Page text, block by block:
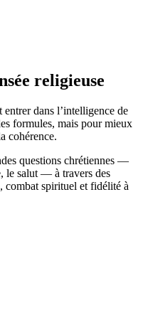
religieuse
dans l’intelligence de
formules, mais pour mieux
cohérence.
questions chrétiennes —
le salut — à travers des
combat spirituel et fidélité à